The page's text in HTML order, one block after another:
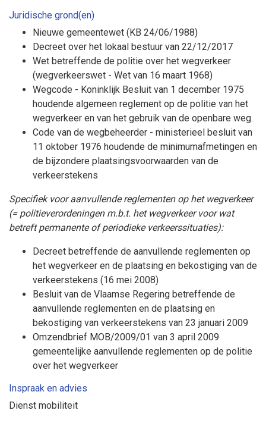
Juridische grond(en)
Nieuwe gemeentewet (KB 24/06/1988)
Decreet over het lokaal bestuur van 22/12/2017
Wet betreffende de politie over het wegverkeer
(wegverkeerswet - Wet van 16 maart 1968)
Wegcode - Koninklijk Besluit van 1 december 1975
houdende algemeen reglement op de politie van het
wegverkeer en van het gebruik van de openbare weg.
Code van de wegbeheerder - ministerieel besluit van
11 oktober 1976 houdende de minimumafmetingen en
de bijzondere plaatsingsvoorwaarden van de
verkeerstekens
Specifiek voor aanvullende reglementen op het wegverkeer
(= politieverordeningen m.b.t. het wegverkeer voor wat
betreft permanente of periodieke verkeerssituaties):
Decreet betreffende de aanvullende reglementen op
het wegverkeer en de plaatsing en bekostiging van de
verkeerstekens (16 mei 2008)
Besluit van de Vlaamse Regering betreffende de
aanvullende reglementen en de plaatsing en
bekostiging van verkeerstekens van 23 januari 2009
Omzendbrief MOB/2009/01 van 3 april 2009
gemeentelijke aanvullende reglementen op de politie
over het wegverkeer
Inspraak en advies
Dienst mobiliteit